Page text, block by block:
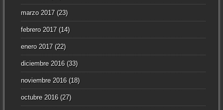
marzo 2017(23)
febrero 2017(14)
enero 2017(22)
diciembre 2016(33)
noviembre 2016(18)
octubre 2016(27)